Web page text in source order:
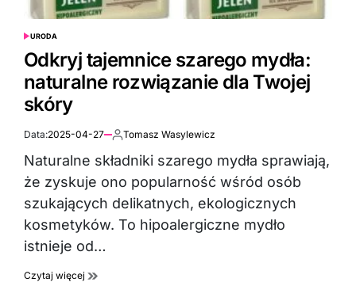
POSTED
IN
URODA
Odkryj tajemnice szarego mydła:
naturalne rozwiązanie dla Twojej
skóry
Data:2025-04-27 Autor:
Tomasz Wasylewicz
Naturalne składniki szarego mydła sprawiają,
że zyskuje ono popularność wśród osób
szukających delikatnych, ekologicznych
kosmetyków. To hipoalergiczne mydło
istnieje od…
Czytaj więcej